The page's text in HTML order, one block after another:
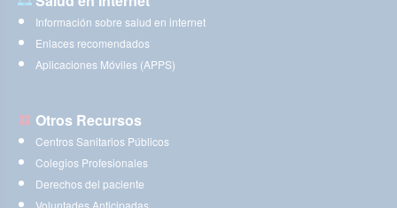
Información sobre salud en internet
Enlaces recomendados
Aplicaciones Móviles (APPS)
Otros Recursos
Centros Sanitarios Públicos
Colegios Profesionales
Derechos del paciente